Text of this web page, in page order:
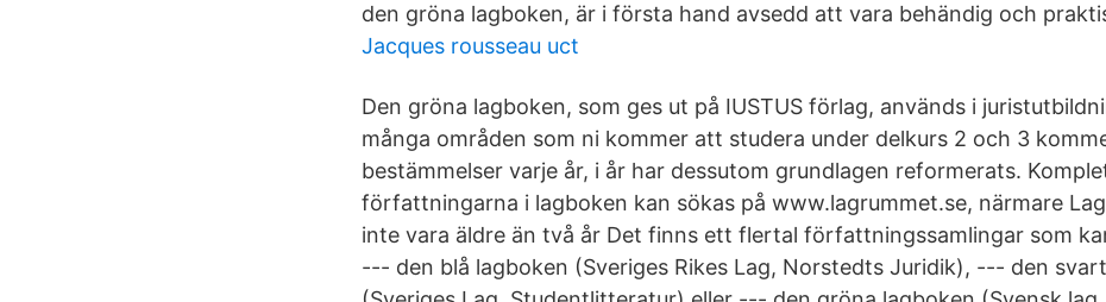
den gröna lagboken, är i första hand avsedd att vara behändig och
Jacques rousseau uct
Den gröna lagboken, som ges ut på IUSTUS förlag, används i
många områden som ni kommer att studera under delkurs 2 och 3
bestämmelser varje år, i år har dessutom grundlagen reformerats.
författningarna i lagboken kan sökas på www.lagrummet.se, närmare
inte vara äldre än två år Det finns ett flertal författningssamlingar som
--- den blå lagboken (Sveriges Rikes Lag, Norstedts Juridik), --- den